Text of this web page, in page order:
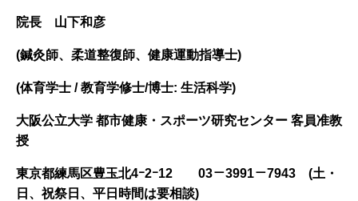
院長 山下和彦
(鍼灸師、柔道整復師、健康運動指導士)
(体育学士 / 教育学修士/博士: 生活科学)
大阪公立大学 都市健康・スポーツ研究センター 客員准教
授
東京都練馬区豊玉北4ｰ2ｰ12
03－3991－7943 (土・
日、祝祭日、平日時間は要相談)